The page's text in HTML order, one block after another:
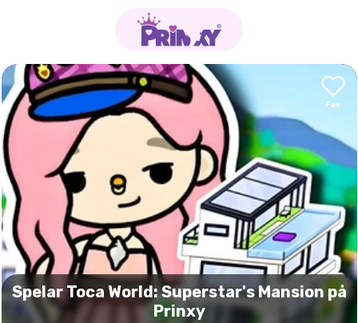
Spelar Toca World: Superstar's Mansion på
Prinxy